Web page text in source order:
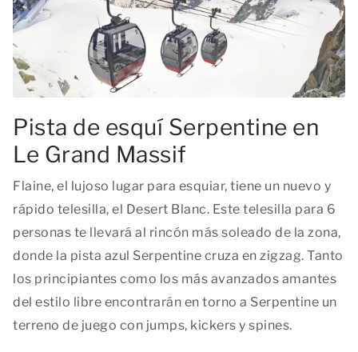
Pista de esquí Serpentine en
Le Grand Massif
Flaine, el lujoso lugar para esquiar, tiene un nuevo y
rápido telesilla, el Desert Blanc. Este telesilla para 6
personas te llevará al rincón más soleado de la zona,
donde la pista azul Serpentine cruza en zigzag. Tanto
los principiantes como los más avanzados amantes
del estilo libre encontrarán en torno a Serpentine un
terreno de juego con jumps, kickers y spines.